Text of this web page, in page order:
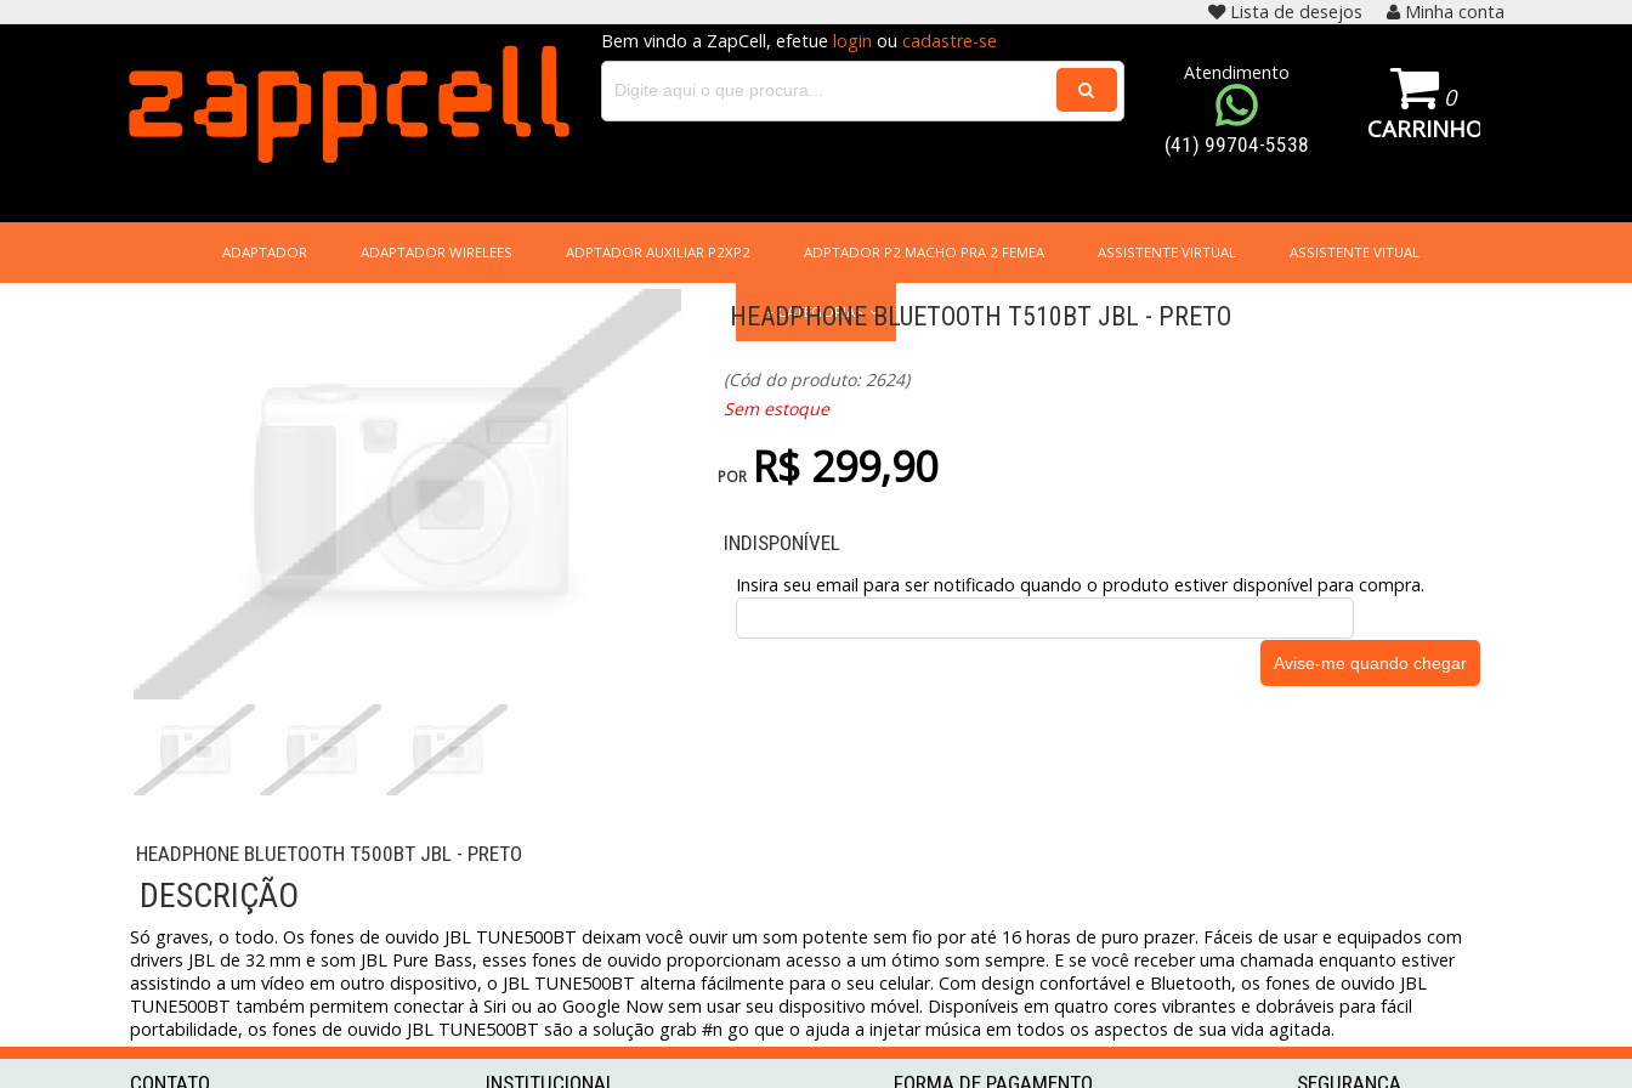
Minha conta
Lista de desejos
Bem vindo a ZapCell, efetue login ou cadastre-se
Atendimento
(41) 99704-5538
0
CARRINHO
ADAPTADOR ADAPTADOR WIRELEES ADPTADOR AUXILIAR P2XP2 ADPTADOR P2 MACHO PRA 2 FEMEA ASSISTENTE VIRTUAL ASSISTENTE VITUAL
+ CATEGORIAS
HEADPHONE BLUETOOTH T510BT JBL - PRETO
(Cód do produto: 2624)
Sem estoque
POR R$ 299,90
INDISPONÍVEL
Insira seu email para ser notificado quando o produto estiver disponível para compra.
HEADPHONE BLUETOOTH T500BT JBL - PRETO
DESCRIÇÃO
Só graves, o todo. Os fones de ouvido JBL TUNE500BT deixam você ouvir um som potente sem fio por até 16 horas de puro prazer. Fáceis de usar e equipados com
drivers JBL de 32 mm e som JBL Pure Bass, esses fones de ouvido proporcionam acesso a um ótimo som sempre. E se você receber uma chamada enquanto estiver
assistindo a um vídeo em outro dispositivo, o JBL TUNE500BT alterna fácilmente para o seu celular. Com design confortável e Bluetooth, os fones de ouvido JBL
TUNE500BT também permitem conectar à Siri ou ao Google Now sem usar seu dispositivo móvel. Disponíveis em quatro cores vibrantes e dobráveis para fácil
portabilidade, os fones de ouvido JBL TUNE500BT são a solução grab #n go que o ajuda a injetar música em todos os aspectos de sua vida agitada.
CONTATO INSTITUCIONAL FORMA DE PAGAMENTO SEGURANÇA